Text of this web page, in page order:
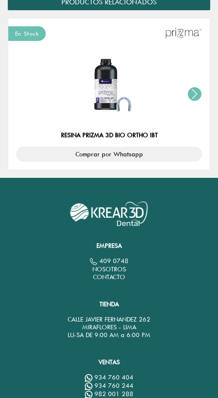
PRODUCTOS RELACIONADOS
En Stock
RESINA PRIZMA 3D BIO ORTHO IBT
Comprar por Whatsapp
EMPRESA
409 0748
NOSOTROS
CONTACTO
TIENDA
CALLE JAVIER FERNANDEZ 262
MIRAFLORES - LIMA
LU-SA DE 9:00 AM a 6:00 PM
VENTAS
934 760 404
934 760 244
982 001 288